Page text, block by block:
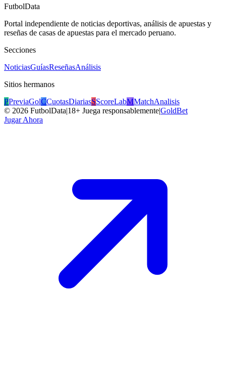
FutbolData
Portal independiente de noticias deportivas, análisis de apuestas y
reseñas de casas de apuestas para el mercado peruano.
Secciones
NoticiasGuíasReseñasAnálisis
Sitios hermanos
PPreviaGolCCuotasDiariasSScoreLabMMatchAnalisis
© 2026 FutbolData|18+ Juega responsablemente|GoldBet
Jugar Ahora